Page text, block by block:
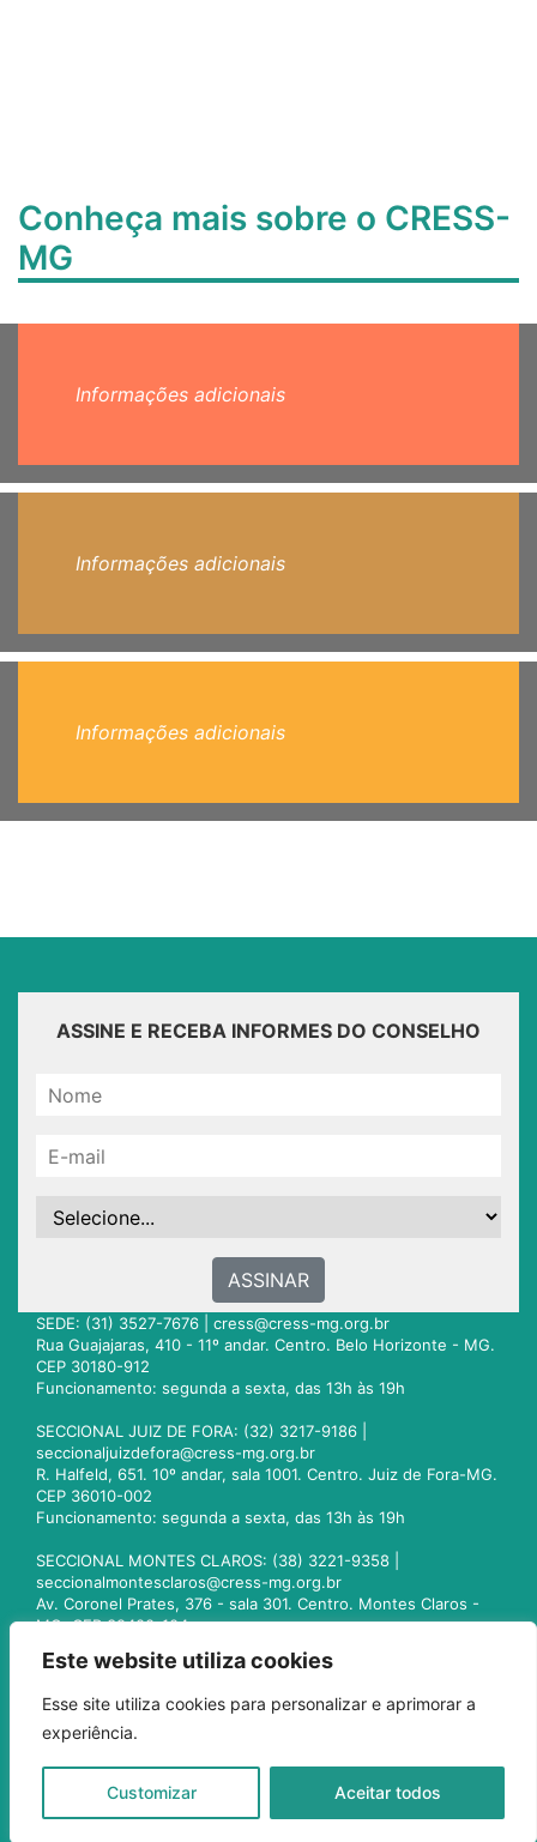
Este website utiliza cookies
Esse site utiliza cookies para personalizar e aprimorar a
experiência.
Customizar Aceitar todos
Conheça mais sobre o CRESS-
MG
Informações adicionais
Informações adicionais
Informações adicionais
ASSINE E RECEBA INFORMES DO CONSELHO
ASSINAR
SEDE: (31) 3527-7676 | cress@cress-mg.org.br
Rua Guajajaras, 410 - 11º andar. Centro. Belo Horizonte - MG.
CEP 30180-912
Funcionamento: segunda a sexta, das 13h às 19h
SECCIONAL JUIZ DE FORA: (32) 3217-9186 |
seccionaljuizdefora@cress-mg.org.br
R. Halfeld, 651. 10º andar, sala 1001. Centro. Juiz de Fora-MG.
CEP 36010-002
Funcionamento: segunda a sexta, das 13h às 19h
SECCIONAL MONTES CLAROS: (38) 3221-9358 |
seccionalmontesclaros@cress-mg.org.br
Av. Coronel Prates, 376 - sala 301. Centro. Montes Claros -
MG. CEP 39400-104
seccionaluberlandia@cress-mg.org.br
Av. Afonso Pena, 547 - sala 101. Uberlândia - MG. CEP